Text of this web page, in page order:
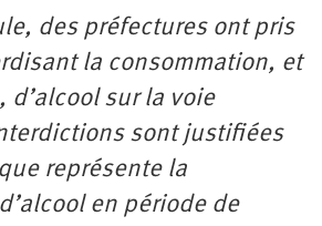
des préfectures ont pris
la consommation, et
d’alcool sur la voie
sont justifiées
représente la
en période de